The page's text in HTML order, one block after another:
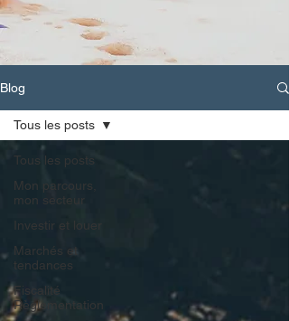
Blog
Tous les posts
Mon parcours,
mon secteur
Investir et louer
Marchés et
tendances
Fiscalité
Règlementation
Tous les posts